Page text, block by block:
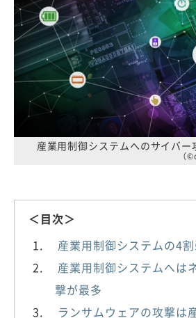
産業用制御システムへのサイバー
（
＜目次＞
産業用制御システムの4
産業用制御システムへは
撃が最多
ランサムウェアの攻撃は